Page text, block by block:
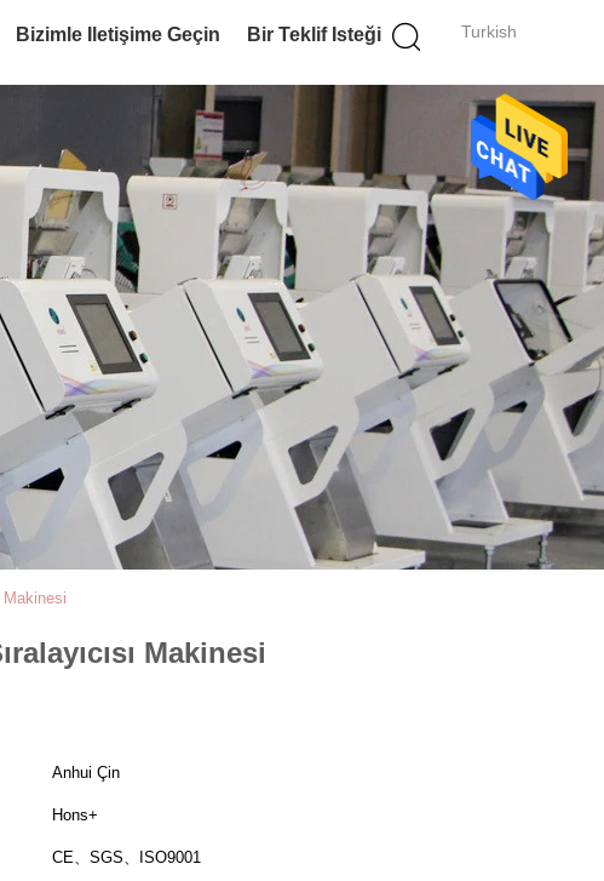
Turkish
Bizimle Iletişime Geçin Bir Teklif Isteği
Makinesi
Makinesi
Anhui Çin
Hons+
CE、SGS、ISO9001